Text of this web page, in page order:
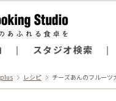
スタジオ検索
plus レシピ チーズあんのフルーツ